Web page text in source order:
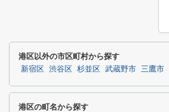
港区以外の市区町村から探す
新宿区 渋谷区 杉並区 武蔵野市 三鷹市
港区の町名から探す